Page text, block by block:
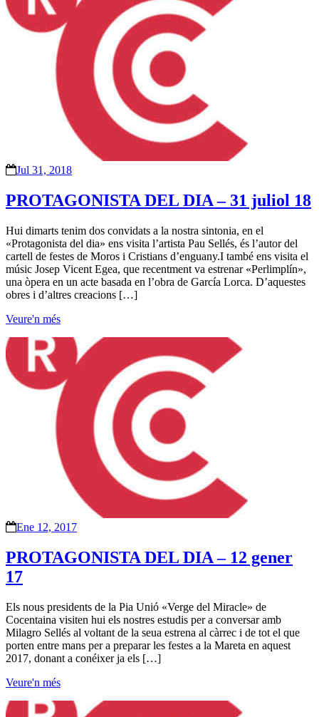
Jul 31, 2018
PROTAGONISTA DEL DIA – 31 juliol 18
Hui dimarts tenim dos convidats a la nostra sintonia, en el
«Protagonista del dia» ens visita l’artista Pau Sellés, és l’autor del
cartell de festes de Moros i Cristians d’enguany.I també ens visita el
músic Josep Vicent Egea, que recentment va estrenar «Perlimplín»,
una òpera en un acte basada en l’obra de García Lorca. D’aquestes
obres i d’altres creacions […]
Veure'n més
Ene 12, 2017
PROTAGONISTA DEL DIA – 12 gener
17
Els nous presidents de la Pia Unió «Verge del Miracle» de
Cocentaina visiten hui els nostres estudis per a conversar amb
Milagro Sellés al voltant de la seua estrena al càrrec i de tot el que
porten entre mans per a preparar les festes a la Mareta en aquest
2017, donant a conéixer ja els […]
Veure'n més